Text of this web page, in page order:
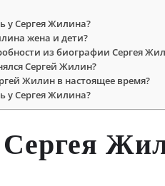
у Сергея Жилина?
жена и дети?
из биографии Сергея
Сергей Жилин?
Жилин в настоящее время?
у Сергея Жилина?